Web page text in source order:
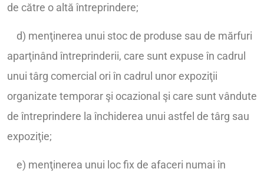
de către o altă întreprindere;
d) menţinerea unui stoc de produse sau de mărfuri
aparţinând întreprinderii, care sunt expuse în cadrul
unui târg comercial ori în cadrul unor expoziţii
organizate temporar şi ocazional şi care sunt vândute
de întreprindere la închiderea unui astfel de târg sau
expoziţie;
e) menţinerea unui loc fix de afaceri numai în